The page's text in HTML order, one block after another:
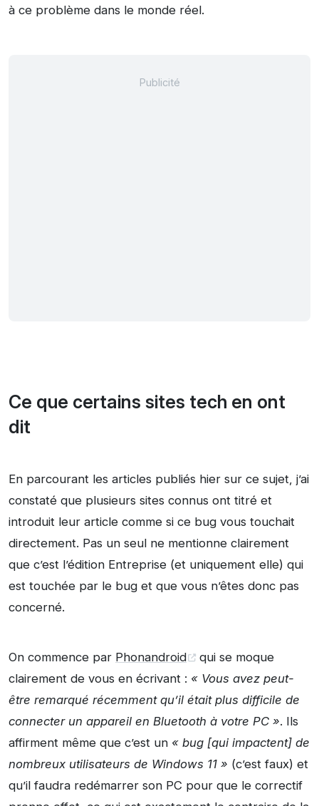
à ce problème dans le monde réel.
Ce que certains sites tech en ont
dit
En parcourant les articles publiés hier sur ce sujet, j’ai
constaté que plusieurs sites connus ont titré et
introduit leur article comme si ce bug vous touchait
directement. Pas un seul ne mentionne clairement
que c’est l’édition Entreprise (et uniquement elle) qui
est touchée par le bug et que vous n’êtes donc pas
concerné.
On commence par Phonandroid
qui se moque
clairement de vous en écrivant : « Vous avez peut-
être remarqué récemment qu’il était plus difficile de
connecter un appareil en Bluetooth à votre PC ». Ils
affirment même que c’est un « bug [qui impactent] de
nombreux utilisateurs de Windows 11 » (c’est faux) et
qu’il faudra redémarrer son PC pour que le correctif